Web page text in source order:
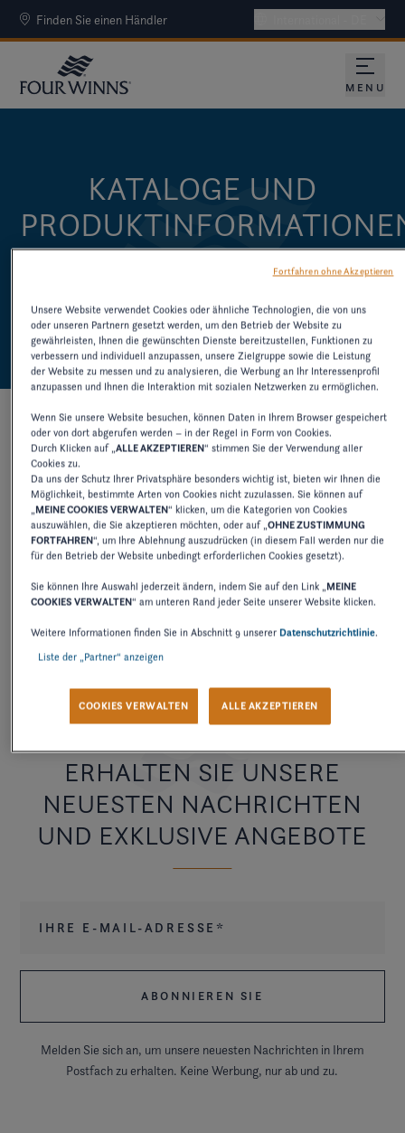
Finden Sie einen Händler
MENU
KATALOGE UND
HERUNTER
2027 2026 2025 2024
BEDIENUNGSANLEITUNG
CRUISER
HERUNTERLADEN
ERHALTEN SIE UNSERE
NEUESTEN NACHRICHTEN
UND EXKLUSIVE ANGEBOTE
Melden Sie sich an, um unsere neuesten Nachrichten in Ihrem
Postfach zu erhalten. Keine Werbung, nur ab und zu.
Unsere Website verwendet Cookies oder ähnliche Technologien, die von uns
oder unseren Partnern gesetzt werden, um den Betrieb der Website zu
gewährleisten, Ihnen die gewünschten Dienste bereitzustellen, Funktionen zu
verbessern und individuell anzupassen, unsere Zielgruppe sowie die Leistung
der Website zu messen und zu analysieren, die Werbung an Ihr Interessenprofil
anzupassen und Ihnen die Interaktion mit sozialen Netzwerken zu ermöglichen.
Wenn Sie unsere Website besuchen, können Daten in Ihrem Browser gespeichert
oder von dort abgerufen werden – in der Regel in Form von Cookies.
Durch Klicken auf „ALLE AKZEPTIEREN“ stimmen Sie der Verwendung aller
Cookies zu.
Da uns der Schutz Ihrer Privatsphäre besonders wichtig ist, bieten wir Ihnen die
Möglichkeit, bestimmte Arten von Cookies nicht zuzulassen. Sie können auf
„MEINE COOKIES VERWALTEN“ klicken, um die Kategorien von Cookies
auszuwählen, die Sie akzeptieren möchten, oder auf „OHNE ZUSTIMMUNG
FORTFAHREN“, um Ihre Ablehnung auszudrücken (in diesem Fall werden nur die
für den Betrieb der Website unbedingt erforderlichen Cookies gesetzt).
Sie können Ihre Auswahl jederzeit ändern, indem Sie auf den Link „MEINE
COOKIES VERWALTEN“ am unteren Rand jeder Seite unserer Website klicken.
Weitere Informationen finden Sie in Abschnitt 9 unserer Datenschutzrichtlinie.
Liste der „Partner“ anzeigen
COOKIES VERWALTEN ALLE AKZEPTIEREN
Fortfahren ohne Akzeptieren